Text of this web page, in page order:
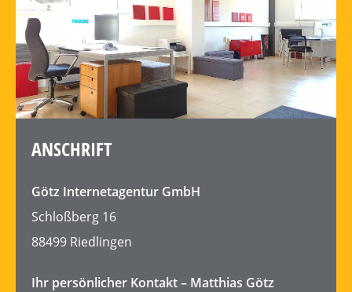
ANSCHRIFT
Götz Internetagentur GmbH
Schloßberg 16
88499 Riedlingen
Ihr persönlicher Kontakt – Matthias Götz